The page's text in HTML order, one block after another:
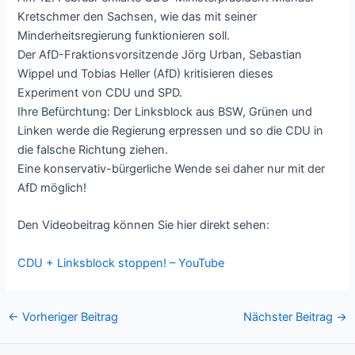
Kretschmer den Sachsen, wie das mit seiner
Minderheitsregierung funktionieren soll.
Der AfD-Fraktionsvorsitzende Jörg Urban, Sebastian
Wippel und Tobias Heller (AfD) kritisieren dieses
Experiment von CDU und SPD.
Ihre Befürchtung: Der Linksblock aus BSW, Grünen und
Linken werde die Regierung erpressen und so die CDU in
die falsche Richtung ziehen.
Eine konservativ-bürgerliche Wende sei daher nur mit der
AfD möglich!
Den Videobeitrag können Sie hier direkt sehen:
CDU + Linksblock stoppen! – YouTube
Post
← Vorheriger Beitrag Nächster Beitrag →